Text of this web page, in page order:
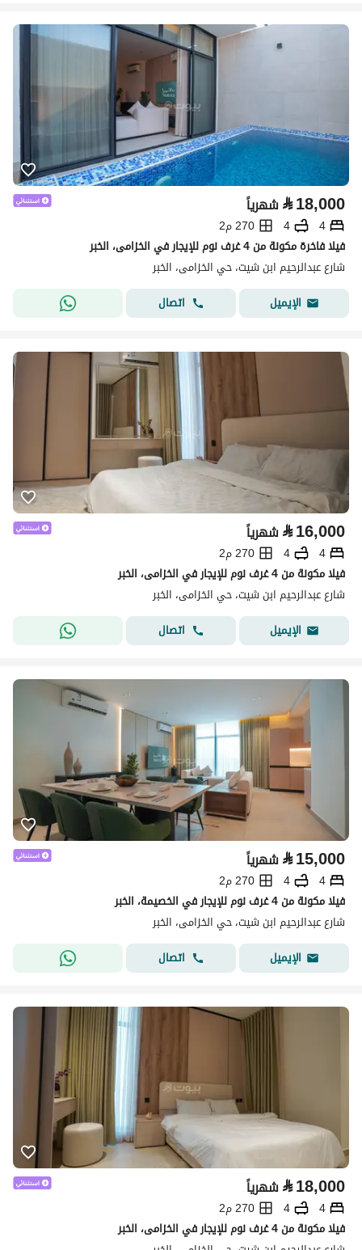
⃁18,000 شهرياً
4
4
270 م2
فيلا فاخرة مكونة من 4 غرف نوم للإيجار في الخزامى، الخبر
شارع عبدالرحيم ابن شيت، حي الخزامى، الخبر
الإيميل
اتصال
⃁16,000 شهرياً
4
4
270 م2
فيلا مكونة من 4 غرف نوم للإيجار في الخزامى، الخبر
شارع عبدالرحيم ابن شيت، حي الخزامى، الخبر
الإيميل
اتصال
⃁15,000 شهرياً
4
4
270 م2
فيلا مكونة من 4 غرف نوم للإيجار في الخصيمة، الخبر
شارع عبدالرحيم ابن شيت، حي الخزامى، الخبر
الإيميل
اتصال
⃁18,000 شهرياً
4
4
270 م2
فيلا مكونة من 4 غرف نوم للإيجار في الخزامى، الخبر